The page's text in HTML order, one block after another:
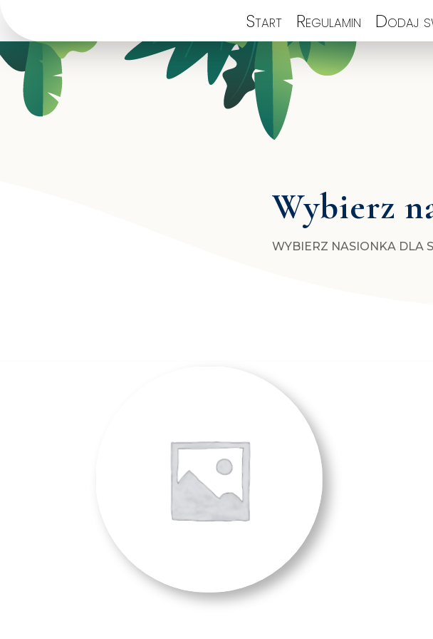
Start Regulamin Dodaj
Wybierz
WYBIERZ NASIONKA DLA